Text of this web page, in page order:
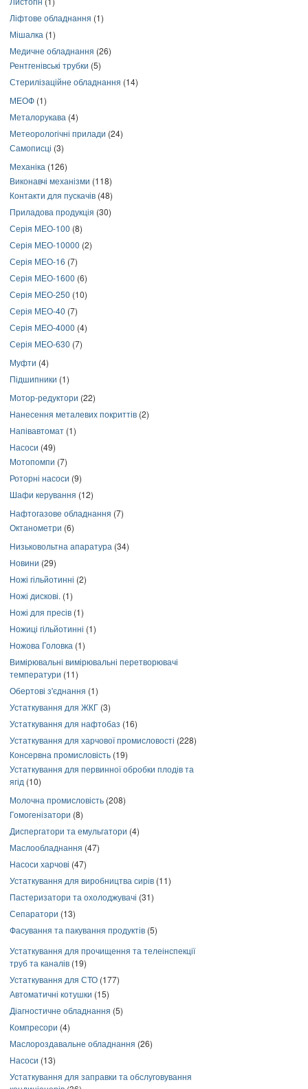
Ліфтове обладнання (1)
Мішалка (1)
Медичне обладнання (26)
Рентгенівські трубки (5)
Стерилізаційне обладнання (14)
МЕОФ (1)
Металорукава (4)
Метеорологічні прилади (24)
Самописці (3)
Механіка (126)
Виконавчі механізми (118)
Контакти для пускачів (48)
Приладова продукція (30)
Серія МЕО-100 (8)
Серія МЕО-10000 (2)
Серія МЕО-16 (7)
Серія МЕО-1600 (6)
Серія МЕО-250 (10)
Серія МЕО-40 (7)
Серія МЕО-4000 (4)
Серія МЕО-630 (7)
Муфти (4)
Підшипники (1)
Мотор-редуктори (22)
Нанесення металевих покриттів (2)
Напівавтомат (1)
Насоси (49)
Мотопомпи (7)
Роторні насоси (9)
Шафи керування (12)
Нафтогазове обладнання (7)
Октанометри (6)
Низьковольтна апаратура (34)
Новини (29)
Ножі гільйотинні (2)
Ножі дискові. (1)
Ножі для пресів (1)
Ножиці гільйотинні (1)
Ножова Головка (1)
Вимірювальні вимірювальні перетворювачі
температури (11)
Обертові з'єднання (1)
Устаткування для ЖКГ (3)
Устаткування для нафтобаз (16)
Устаткування для харчової промисловості (228)
Консервна промисловість (19)
Устаткування для первинної обробки плодів та
ягід (10)
Молочна промисловість (208)
Гомогенізатори (8)
Диспергатори та емульгатори (4)
Маслообладнання (47)
Насоси харчові (47)
Устаткування для виробництва сирів (11)
Пастеризатори та охолоджувачі (31)
Сепаратори (13)
Фасування та пакування продуктів (5)
Устаткування для прочищення та телеінспекції
труб та каналів (19)
Устаткування для СТО (177)
Автоматичні котушки (15)
Діагностичне обладнання (5)
Компресори (4)
Маслороздавальне обладнання (26)
Насоси (13)
Устаткування для заправки та обслуговування